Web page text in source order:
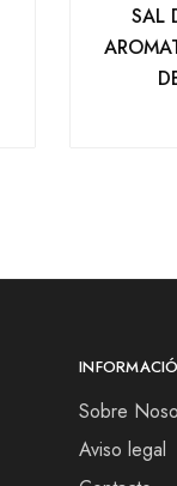
SAL
Sobre
Aviso legal